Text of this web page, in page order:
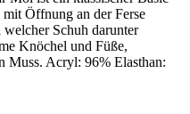
Öffnung an der Ferse
Schuh darunter
Knöchel und Füße,
Muss. Acryl: 96% Elasthan: